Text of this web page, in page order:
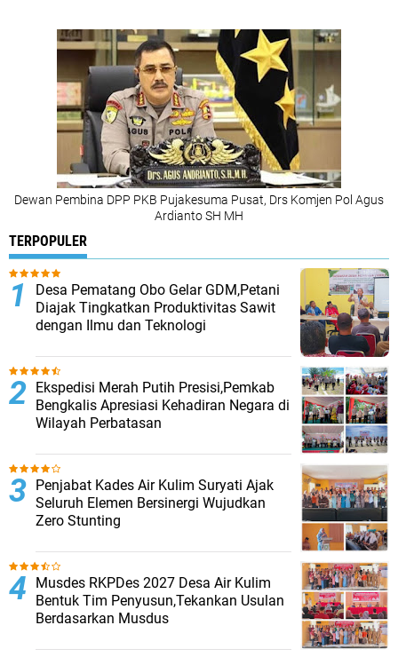
Dewan Pembina DPP PKB Pujakesuma Pusat, Drs Komjen Pol Agus
Ardianto SH MH
TERPOPULER
Desa Pematang Obo Gelar GDM,Petani
Diajak Tingkatkan Produktivitas Sawit
dengan Ilmu dan Teknologi
Ekspedisi Merah Putih Presisi,Pemkab
Bengkalis Apresiasi Kehadiran Negara di
Wilayah Perbatasan
Penjabat Kades Air Kulim Suryati Ajak
Seluruh Elemen Bersinergi Wujudkan
Zero Stunting
Musdes RKPDes 2027 Desa Air Kulim
Bentuk Tim Penyusun,Tekankan Usulan
Berdasarkan Musdus